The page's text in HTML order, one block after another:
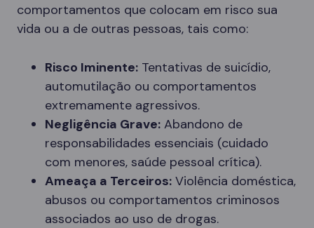
comportamentos que colocam em risco sua
vida ou a de outras pessoas, tais como:
Risco Iminente: Tentativas de suicídio,
automutilação ou comportamentos
extremamente agressivos.
Negligência Grave: Abandono de
responsabilidades essenciais (cuidado
com menores, saúde pessoal crítica).
Ameaça a Terceiros: Violência doméstica,
abusos ou comportamentos criminosos
associados ao uso de drogas.